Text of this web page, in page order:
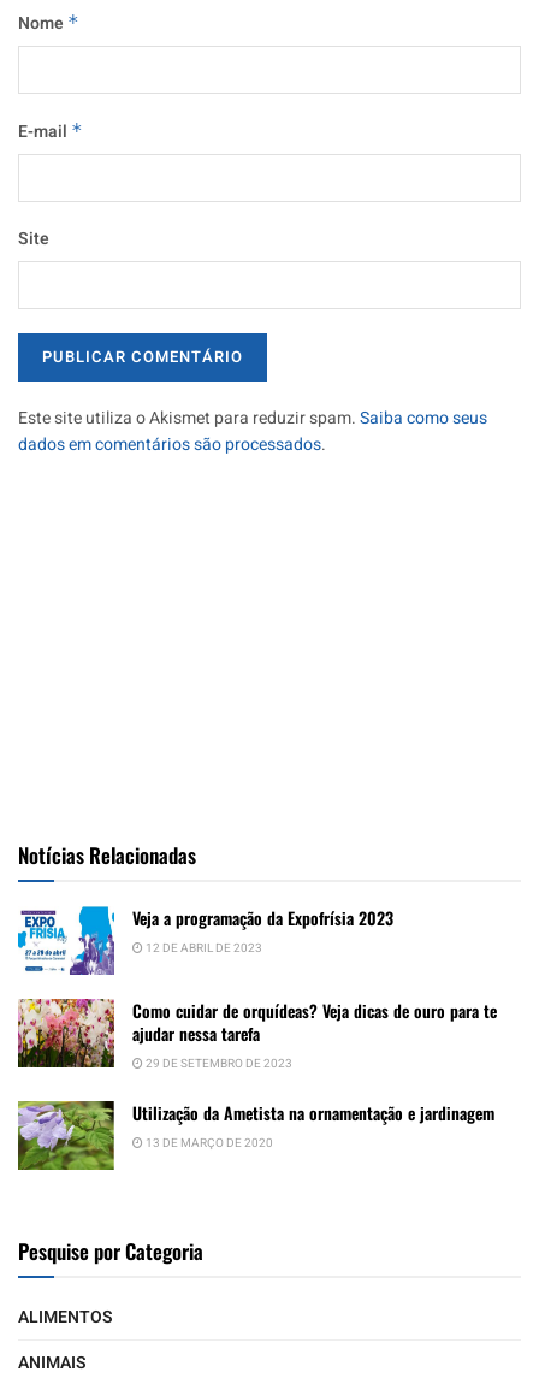
Nome *
E-mail *
Site
Este site utiliza o Akismet para reduzir spam.Saiba como seus
dados em comentários são processados.
Notícias Relacionadas
Veja a programação da Expofrísia 2023
12 DE ABRIL DE 2023
Como cuidar de orquídeas? Veja dicas de ouro para te
ajudar nessa tarefa
29 DE SETEMBRO DE 2023
Utilização da Ametista na ornamentação e jardinagem
13 DE MARÇO DE 2020
Pesquise por Categoria
ALIMENTOS
ANIMAIS